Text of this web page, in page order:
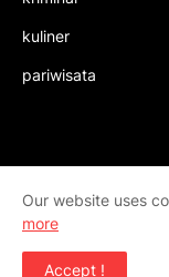
kuliner
pariwisata
Our website uses
more
Accept !